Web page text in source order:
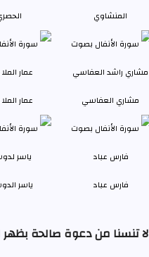
المنشاوي
مشاري العفاسي عمار
فارس عباد ياسر
لا تنسنا من دعوة صالحة